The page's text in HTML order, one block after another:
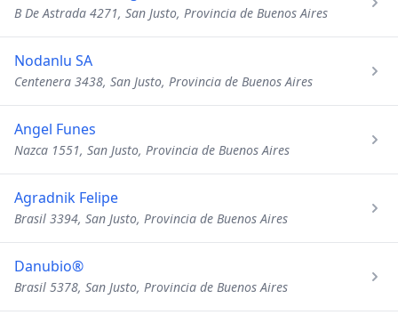
B De Astrada 4271, San Justo, Provincia de Buenos Aires
Nodanlu SA
Centenera 3438, San Justo, Provincia de Buenos Aires
Angel Funes
Nazca 1551, San Justo, Provincia de Buenos Aires
Agradnik Felipe
Brasil 3394, San Justo, Provincia de Buenos Aires
Danubio®
Brasil 5378, San Justo, Provincia de Buenos Aires